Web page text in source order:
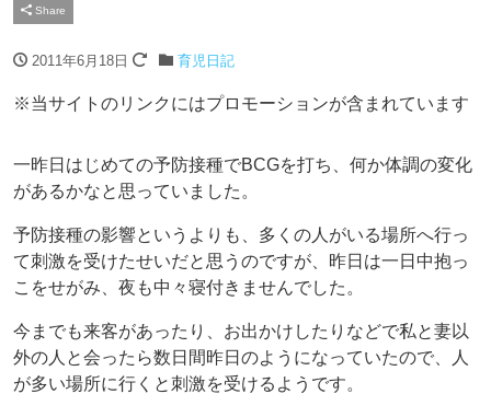
Share
2011年6月18日 育児日記
※当サイトのリンクにはプロモーションが含まれています
一昨日はじめての予防接種でBCGを打ち、何か体調の変化
があるかなと思っていました。
予防接種の影響というよりも、多くの人がいる場所へ行っ
て刺激を受けたせいだと思うのですが、昨日は一日中抱っ
こをせがみ、夜も中々寝付きませんでした。
今までも来客があったり、お出かけしたりなどで私と妻以
外の人と会ったら数日間昨日のようになっていたので、人
が多い場所に行くと刺激を受けるようです。